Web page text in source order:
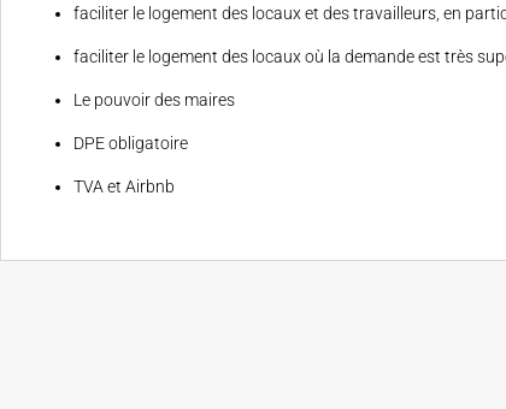
faciliter le logement des locaux et des travailleurs, en
faciliter le logement des locaux où la demande est très
Le pouvoir des maires
DPE obligatoire
TVA et Airbnb